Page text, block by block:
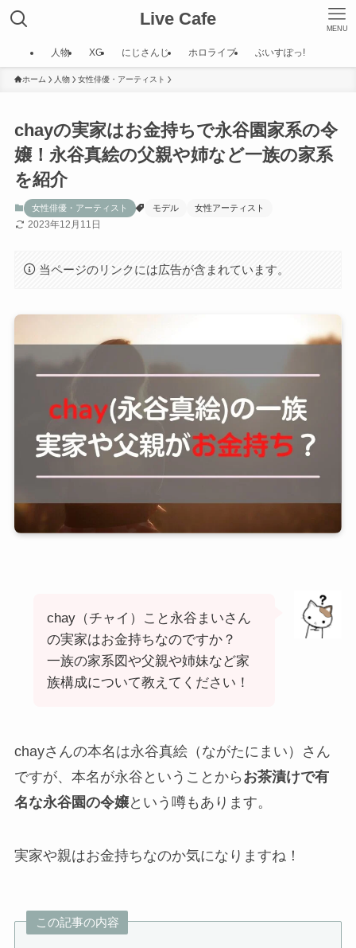
Live Cafe MENU
人物 XG にじさんじ ホロライブ ぶいすぽっ!
ホーム 人物 女性俳優・アーティスト
chayの実家はお金持ちで永谷園家系の令
嬢！永谷真絵の父親や姉など一族の家系
を紹介
女性俳優・アーティスト モデル 女性アーティスト
2023年12月11日
当ページのリンクには広告が含まれています。
chay（チャイ）こと永谷まいさん
の実家はお金持ちなのですか？
一族の家系図や父親や姉妹など家
族構成について教えてください！
chayさんの本名は永谷真絵（ながたにまい）さん
ですが、本名が永谷ということから お茶漬けで有
名な永谷園の令嬢という噂もあります。
実家や親はお金持ちなのか気になりますね！
この記事の内容